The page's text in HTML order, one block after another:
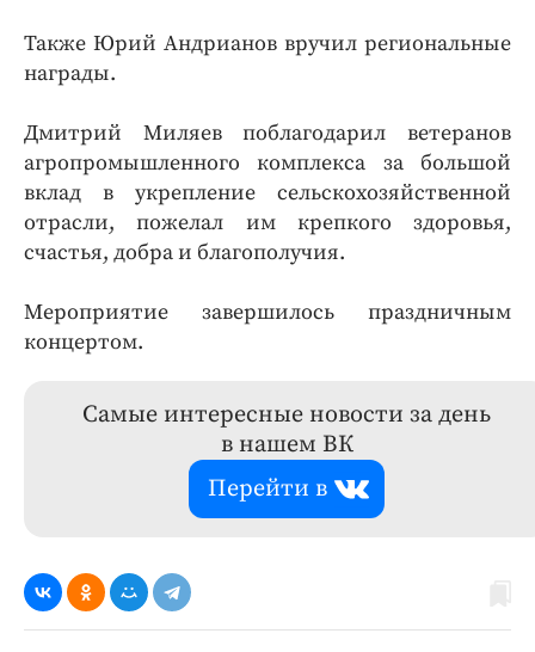
Также Юрий Андрианов вручил региональные
награды.
Дмитрий Миляев поблагодарил ветеранов
агропромышленного комплекса за большой
вклад в укрепление сельскохозяйственной
отрасли, пожелал им крепкого здоровья,
счастья, добра и благополучия.
Мероприятие завершилось праздничным
концертом.
Самые интересные новости за день
в нашем ВК
Перейти в